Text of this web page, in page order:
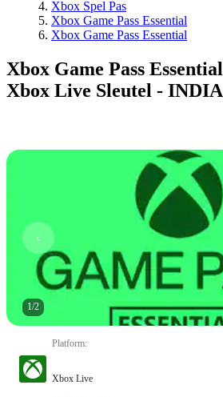
Xbox Spel Pas
Xbox Game Pass Essential
Xbox Game Pass Essential
Xbox Game Pass
Xbox Live Sleutel - INDIA
1/2
Platform:
Xbox Live